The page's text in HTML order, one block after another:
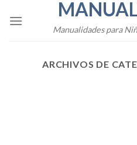
Manualidades para
ARCHIVOS DE